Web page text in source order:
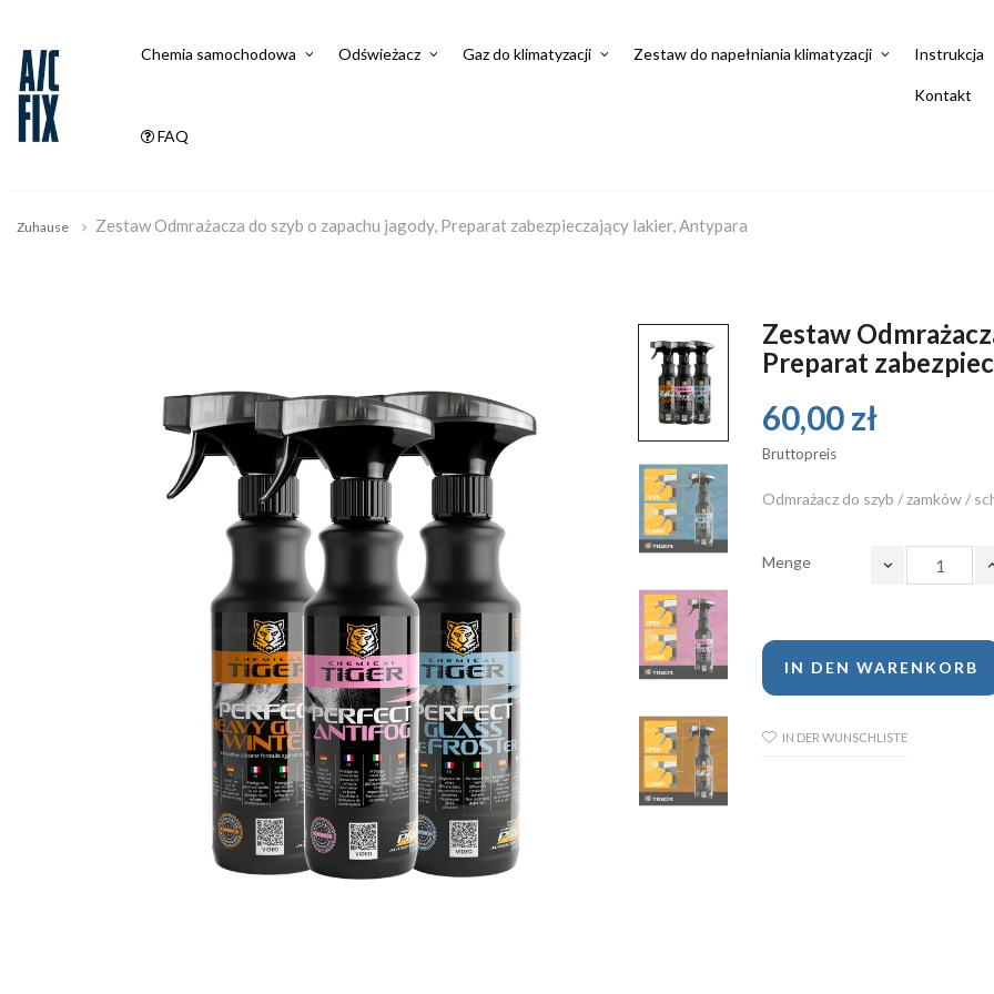
Chemia samochodowa Odświeżacz Gaz do klimatyzacji Zestaw do napełniania klimatyzacji Instrukcja
Kontakt
FAQ
Zuhause Zestaw Odmrażacza do szyb o zapachu jagody, Preparat zabezpieczający lakier, Antypara
Zestaw
Preparat
60,00 zł
Bruttopreis
Odmrażacz do szyb / zamków /
Menge
IN DEN WARENKORB
IN DER WUNSCHLISTE